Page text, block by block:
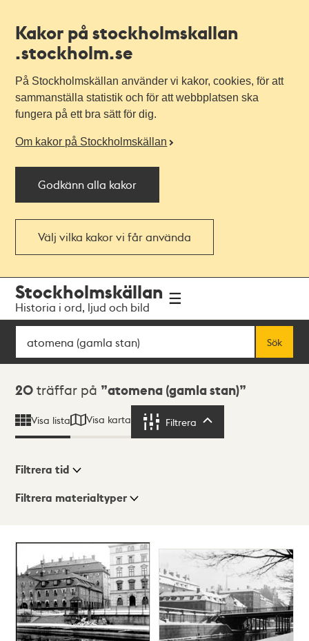
Kakor på stockholmskallan
.stockholm.se
På Stockholmskällan använder vi kakor, cookies, för att
sammanställa statistik och för att webbplatsen ska
fungera på ett bra sätt för dig.
Om kakor på Stockholmskällan
Godkänn alla kakor
Välj vilka kakor vi får använda
navigationen
huvudinnehållet
Stockholmskällan
Historia i ord, ljud och bild
Sök
Sök
Sökresultat
20 träffar på atomena (gamla stan)
Visa lista Visa karta Filtrera
Visningsläge
ListaKarta
Filtrera tid
Filtrera materialtyper